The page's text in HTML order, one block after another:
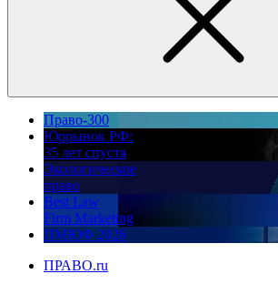
Право-300
Юррынок РФ:
35 лет спустя
Экологическое
право
Best Law
Firm Marketing
ПМЮФ 2026
ПРАВО.ru